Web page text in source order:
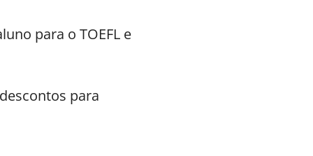
para o TOEFL e
para